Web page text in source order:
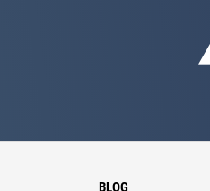
BLOG